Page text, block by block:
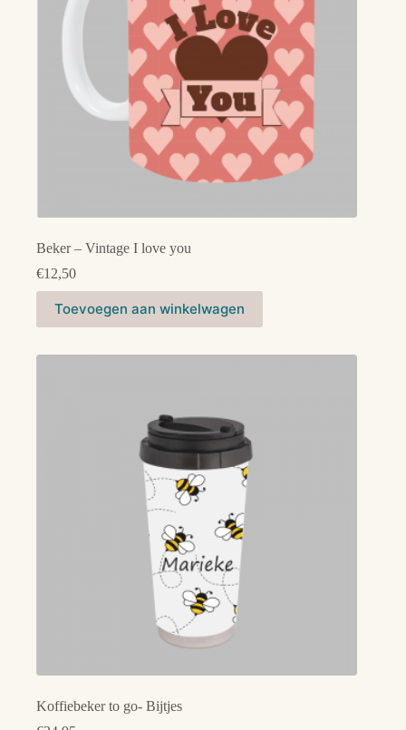
Beker – Vintage I love you
€12,50
Toevoegen aan winkelwagen
Koffiebeker to go- Bijtjes